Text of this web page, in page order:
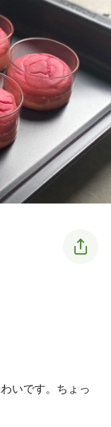
いです。ちょっ